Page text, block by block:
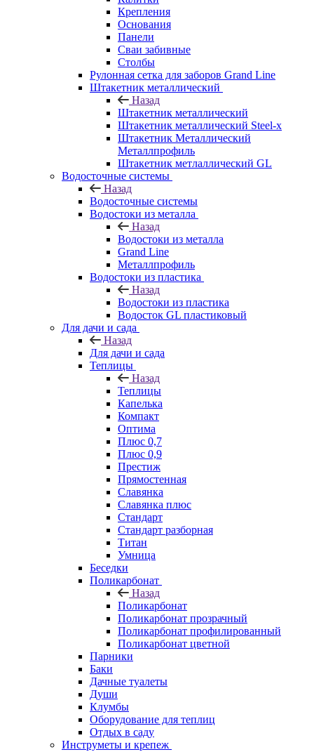
Крепления
Основания
Панели
Сваи забивные
Столбы
Рулонная сетка для заборов Grand Line
Штакетник металлический
Назад
Штакетник металлический
Штакетник металлический Steel-x
Штакетник Металлический
Металлпрофиль
Штакетник метлаллический GL
Водосточные системы
Назад
Водосточные системы
Водостоки из металла
Назад
Водостоки из металла
Grand Line
Металлпрофиль
Водостоки из пластика
Назад
Водостоки из пластика
Водосток GL пластиковый
Для дачи и сада
Назад
Для дачи и сада
Теплицы
Назад
Теплицы
Капелька
Компакт
Оптима
Плюс 0,7
Плюс 0,9
Престиж
Прямостенная
Славянка
Славянка плюс
Стандарт
Стандарт разборная
Титан
Умница
Беседки
Поликарбонат
Назад
Поликарбонат
Поликарбонат прозрачный
Поликарбонат профилированный
Поликарбонат цветной
Парники
Баки
Дачные туалеты
Души
Клумбы
Оборудование для теплиц
Отдых в саду
Инструметы и крепеж